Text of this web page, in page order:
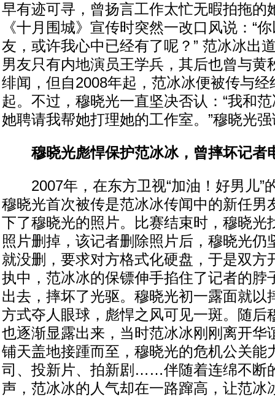
早有迹可寻，曾扬言工作太忙无暇拍拖的
《十月围城》宣传时突然一改口风说：“
友，或许我心中已经有了呢？” 范冰冰出
男友只有内地演员王学兵，其后也曾与黄
绯闻，但自2008年起，范冰冰便被传与经
起。不过，穆晓光一直坚决否认：“我和
她聘请我帮她打理她的工作室。”穆晓光
穆晓光彪悍保护范冰冰，曾摔坏记者
2007年，在东方卫视“加油！好男儿”
穆晓光首次被传是范冰冰传闻中的新任男
下了穆晓光的照片。比赛结束时，穆晓光
照片删掉，该记者删除照片后，穆晓光仍
就没删，要求对方格式化硬盘，于是双方
执中，范冰冰的保镖伸手掐住了记者的脖
出去，摔坏了光驱。穆晓光初一露面就以
方式夺人眼球，彪悍之风可见一斑。随后
也逐渐显露出来，当时范冰冰刚刚离开华
铺天盖地接踵而至，穆晓光的危机公关能
司、投新片、拍新剧……伴随着连绵不断
声，范冰冰的人气却在一路蹿高，让范冰